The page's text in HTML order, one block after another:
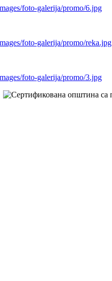
foto-galerija/promo/6.jpg
foto-galerija/promo/reka.jpg
foto-galerija/promo/3.jpg